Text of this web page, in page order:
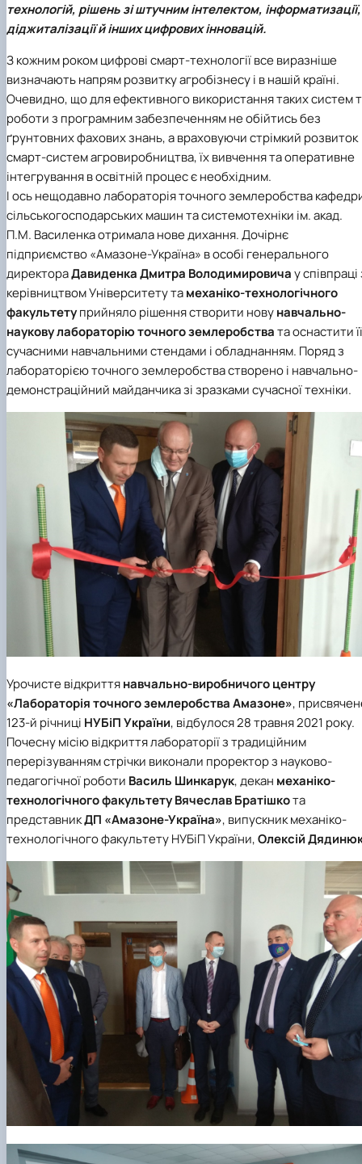
Іноземні мови
Працевлаштування
Їдальні та буфети
Студентські квитки
Центр вивчення мов
Психологічна підтримка
Інклюзивне середовище
Рада молодих вчених
Наукові школи
Методичні рекомендації, пам'ятки
Форми документів
ЦКНО «Агропромисловий комплекс, лісове і
садово-паркове господарство, ветеринарна
Обладнання НУБіП України
Біоетична комісія
Наукові видання
Звіт про проведення НТЗ
Наукові журнали НУБіП України
Наукові журнали НУБіП України (English)
Пам'ятка про проведення науково-
Порядок планування та організації
проведення НТЗ
Результати науково-технічних заходів
Монографії
Каталог наукових послуг
«SEB-2024»
«SEB-2025»
Наглядова рада
Рада роботодавців
2020»
Історія університету
Видатні випускники та працівники
Пам'яті захисників України
Почесні доктори і професори НУБіП України
Пресслужба
Університетський кур'єр
Програма розвитку університету
ініціатива – 2025»
Доступ до публічної інформації
Державні закупівлі
Антикорупційні заходи
Уповноважена особа з питань запобігання
виявлення корупції
Положення про антикорупційного
Національні нормативно-правові акти
Нормативно-правові акти НУБіП України
Інформаційні ресурси НАЗК
Методичні роз’яснення НАЗК
Антикорупційні заходи
Гендерна радниця
Контактна інформація
технологій, рішень зі штучним інтелектом, інформатизації,
діджиталізації й інших цифрових інновацій.
З кожним роком цифрові смарт-технології все виразніше
визначають напрям розвитку агробізнесу і в нашій країні.
Очевидно, що для ефективного використання таких систем
роботи з програмним забезпеченням не обійтись без
ґрунтовних фахових знань, а враховуючи стрімкий розвиток
смарт-систем агровиробництва, їх вивчення та оперативне
інтегрування в освітній процес є необхідним.
І ось нещодавно лабораторія точного землеробства
сільськогосподарських машин та системотехніки ім. акад.
П.М. Василенка отримала нове дихання. Дочірнє
підприємство«Амазоне-Україна» в особі генерального
директораДавиденка Дмитра Володимировичау співпраці
керівництвом Університету тамеханіко-технологічного
факультетуприйняло рішення створити новунавчально-
наукову лабораторію точного землеробствата оснастити її
сучасними навчальними стендами і обладнанням. Поряд з
лабораторією точного землеробства створено і навчально-
демонстраційний майданчика зі зразками сучасної техніки.
Урочисте відкриттянавчально-виробничого центру
«Лабораторія точного землеробства Амазоне»,
123-й річниці НУБіП України, відбулося 28 травня 2021 року.
Почесну місію відкриття лабораторії з традиційним
перерізуванням стрічки виконали проректор з науково-
педагогічної роботи Василь Шинкарук, декан механіко-
технологічного факультетуВячеслав Братішкота
представникДП «Амазоне-Україна», випускник механіко-
технологічного факультету НУБіП України,Олексій